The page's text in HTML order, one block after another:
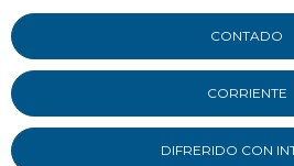
CONTADO
CORRIENTE
DIFRERIDO CON